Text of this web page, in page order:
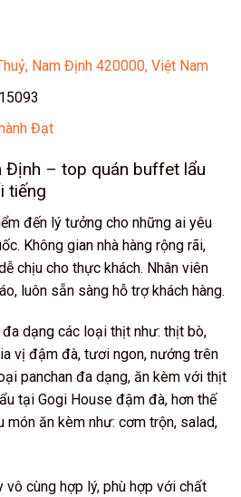
Nam Định 420000, Việt Nam
Đạt
Định – top quán buffet lẩu
tiếng
đến lý tưởng cho những ai yêu
Không gian nhà hàng rộng rãi,
chịu cho thực khách. Nhân viên
luôn sẵn sàng hỗ trợ khách hàng.
dạng các loại thịt như: thịt bò,
vị đậm đà, tươi ngon, nướng trên
panchan đa dạng, ăn kèm với thịt
tại Gogi House đậm đà, hơn thế
món ăn kèm như: cơm trộn, salad,
vô cùng hợp lý, phù hợp với chất